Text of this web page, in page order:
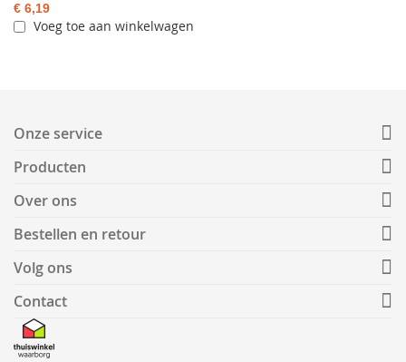
€ 6,19
Voeg toe aan winkelwagen
Onze service
Producten
Over ons
Bestellen en retour
Volg ons
Contact